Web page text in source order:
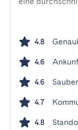
4.8
4.6
4.6
4.7
4.8